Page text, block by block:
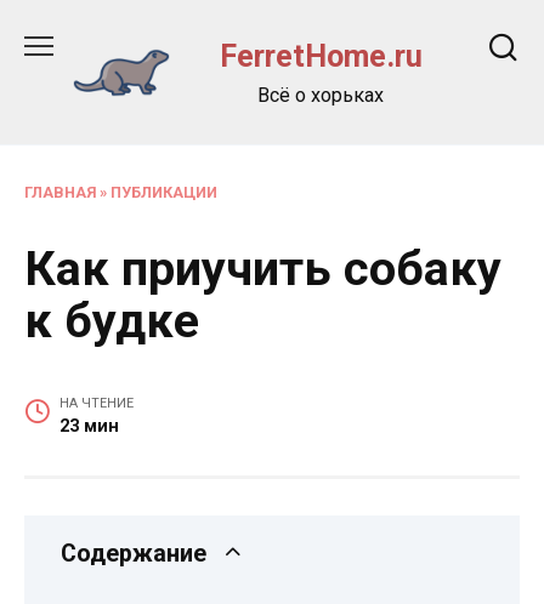
содержанию
FerretHome.ru
Всё о хорьках
ГЛАВНАЯ » ПУБЛИКАЦИИ
Как приучить собаку
к будке
НА ЧТЕНИЕ
23 мин
Содержание